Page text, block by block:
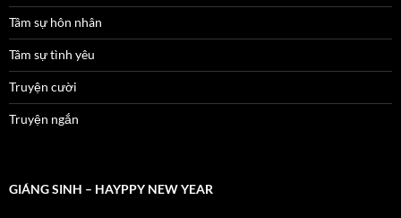
Tâm sự hôn nhân
Tâm sự tình yêu
Truyện cười
Truyện ngắn
GIÁNG SINH – HAYPPY NEW YEAR